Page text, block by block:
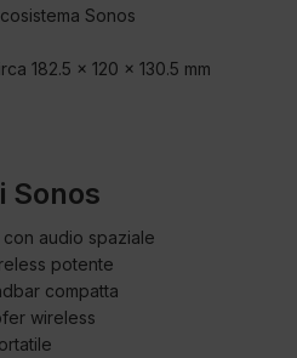
Sonos
182.5 x 120 x 130.5 mm
Sonos
audio spaziale
potente
compatta
wireless